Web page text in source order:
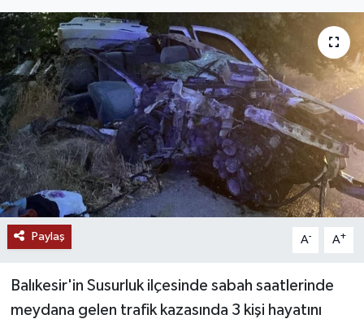
Paylaş A- A+
Balıkesir'in Susurluk ilçesinde sabah saatlerinde
meydana gelen trafik kazasında 3 kişi hayatını
RESMİ İLANLAR
SAĞLIK
SİYASET
SOSYAL YARDIMLAR
SPONSORLU YAZI
SPOR
YAŞAM